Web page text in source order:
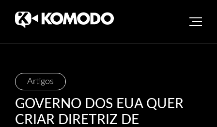
content
Artigos
GOVERNO DOS EUA QUER
CRIAR DIRETRIZ DE